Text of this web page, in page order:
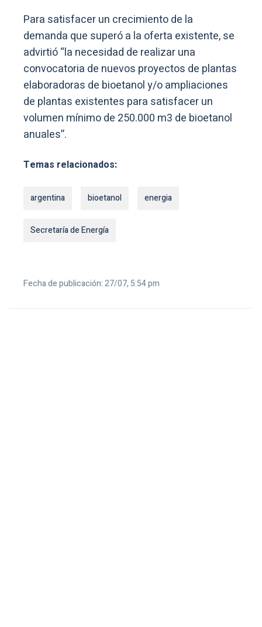
Para satisfacer un crecimiento de la
demanda que superó a la oferta existente, se
advirtió “la necesidad de realizar una
convocatoria de nuevos proyectos de plantas
elaboradoras de bioetanol y/o ampliaciones
de plantas existentes para satisfacer un
volumen mínimo de 250.000 m3 de bioetanol
anuales”.
Temas relacionados:
argentina bioetanol energia
Secretaría de Energía
Fecha de publicación: 27/07, 5:54 pm